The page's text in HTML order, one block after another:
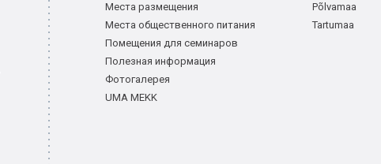
Места размещения
Места общественного питания
Помещения для семинаров
Полезная информация
Фотогалерея
UMA MEKK
Põlvamaa
Tartumaa